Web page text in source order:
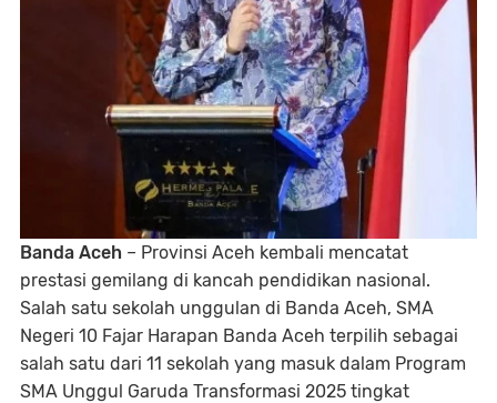
Banda Aceh – Provinsi Aceh kembali mencatat
prestasi gemilang di kancah pendidikan nasional.
Salah satu sekolah unggulan di Banda Aceh, SMA
Negeri 10 Fajar Harapan Banda Aceh terpilih sebagai
salah satu dari 11 sekolah yang masuk dalam Program
SMA Unggul Garuda Transformasi 2025 tingkat